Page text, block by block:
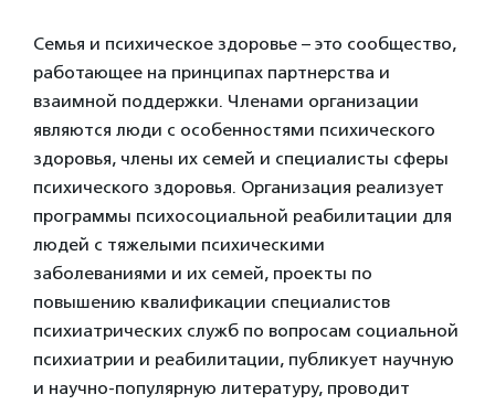
Семья и психическое здоровье – это сообщество,
работающее на принципах партнерства и
взаимной поддержки. Членами организации
являются люди с особенностями психического
здоровья, члены их семей и специалисты сферы
психического здоровья. Организация реализует
программы психосоциальной реабилитации для
людей с тяжелыми психическими
заболеваниями и их семей, проекты по
повышению квалификации специалистов
психиатрических служб по вопросам социальной
психиатрии и реабилитации, публикует научную
и научно-популярную литературу, проводит